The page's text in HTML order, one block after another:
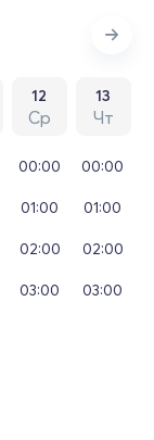
12
Ср
13
Чт
00:00
01:00
02:00
03:00
00:00
01:00
02:00
03:00